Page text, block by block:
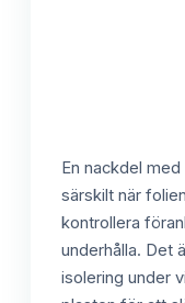
En nackdel
särskilt när
kontrollera
underhålla. Det
isolering under